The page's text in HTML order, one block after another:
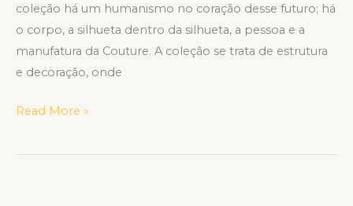
coleção há um humanismo no coração desse futuro; há
o corpo, a silhueta dentro da silhueta, a pessoa e a
manufatura da Couture. A coleção se trata de estrutura
e decoração, onde
Read More »